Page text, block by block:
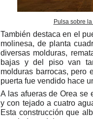
Pulsa sobre
También destaca en el
molinesa, de planta
diversas molduras,
bajas y del piso van
molduras barrocas, pero
puerta fue vendido hace
A las afueras de Orea se
y con tejado a cuatro
Esta construcción que